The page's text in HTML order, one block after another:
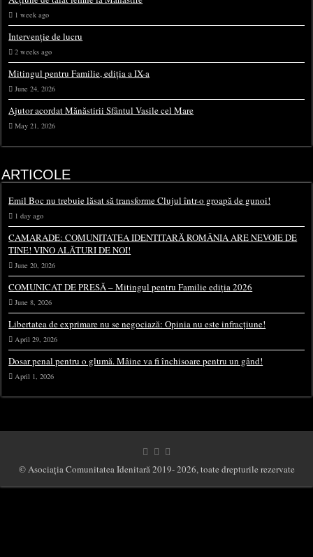
1 week ago
Intervenție de lucru
2 weeks ago
Mitingul pentru Familie, ediția a IX-a
June 24, 2026
Ajutor acordat Mănăstirii Sfântul Vasile cel Mare
May 21, 2026
ARTICOLE
Emil Boc nu trebuie lăsat să transforme Clujul într-o groapă de gunoi!
1 day ago
CAMARADE: COMUNITATEA IDENTITARĂ ROMÂNIA ARE NEVOIE DE
TINE! VINO ALĂTURI DE NOI!
June 20, 2026
COMUNICAT DE PRESĂ – Mitingul pentru Familie ediția 2026
June 8, 2026
Libertatea de exprimare nu se negociază: Opinia nu este infracțiune!
April 29, 2026
Dosar penal pentru o glumă. Mâine va fi închisoare pentru un gând!
April 1, 2026
© Asociația Comunitatea Idenitară 2019- 2026, toate drepturile rezervate